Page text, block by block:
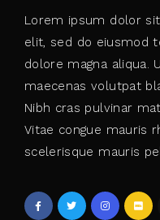
Lorem ipsum dolor
elit, sed do eiusmod
dolore magna aliqua.
maecenas volutpat
Nibh cras pulvinar
Vitae congue mauris
scelerisque mauris